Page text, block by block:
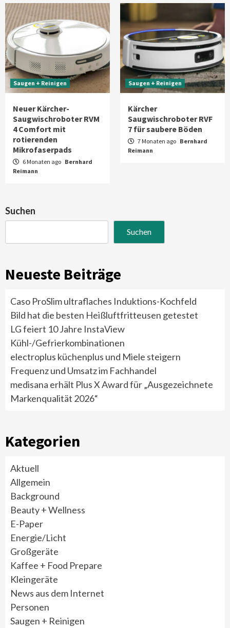
Saugen + Reinigen
Neuer Kärcher-
Saugwischroboter RVM
4 Comfort mit
rotierenden
Mikrofaserpads
6 Monaten ago Bernhard
Reimann
Saugen + Reinigen
Kärcher
Saugwischroboter RVF
7 für saubere Böden
7 Monaten ago Bernhard
Reimann
Suchen
Suchen
Neueste Beiträge
Caso ProSlim ultraflaches Induktions-Kochfeld
Bild hat die besten Heißluftfritteusen getestet
LG feiert 10 Jahre InstaView
Kühl-/Gefrierkombinationen
electroplus küchenplus und Miele steigern
Frequenz und Umsatz im Fachhandel
medisana erhält Plus X Award für „Ausgezeichnete
Markenqualität 2026“
Kategorien
Aktuell
Allgemein
Background
Beauty + Wellness
E-Paper
Energie/Licht
Großgeräte
Kaffee + Food Prepare
Kleingeräte
News aus dem Internet
Personen
Saugen + Reinigen